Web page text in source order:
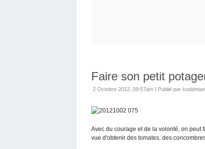
Faire son petit
2 Octobre 2012, 09:57am | Publié par kodamian
Avec du courage et de la volonté, on peut
vue d'obtenir des tomates, des